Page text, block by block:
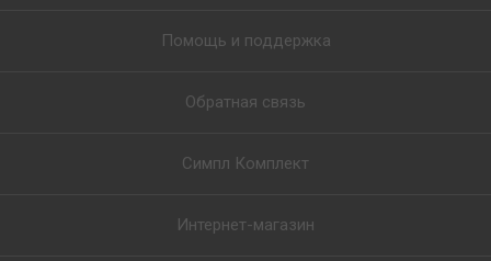
Помощь и поддержка
Обратная связь
Симпл Комплект
Интернет-магазин